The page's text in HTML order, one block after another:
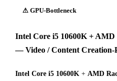
⚠ GPU-Bottleneck
Intel Core i5 10600K +
— Video / Content Creation-
Intel Core i5 10600K + AMD